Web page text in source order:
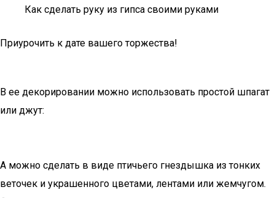
Как сделать руку из гипса своими руками
Приурочить к дате вашего торжества!
В ее декорировании можно использовать простой шпагат
или джут:
А можно сделать в виде птичьего гнездышка из тонких
веточек и украшенного цветами, лентами или жемчугом.